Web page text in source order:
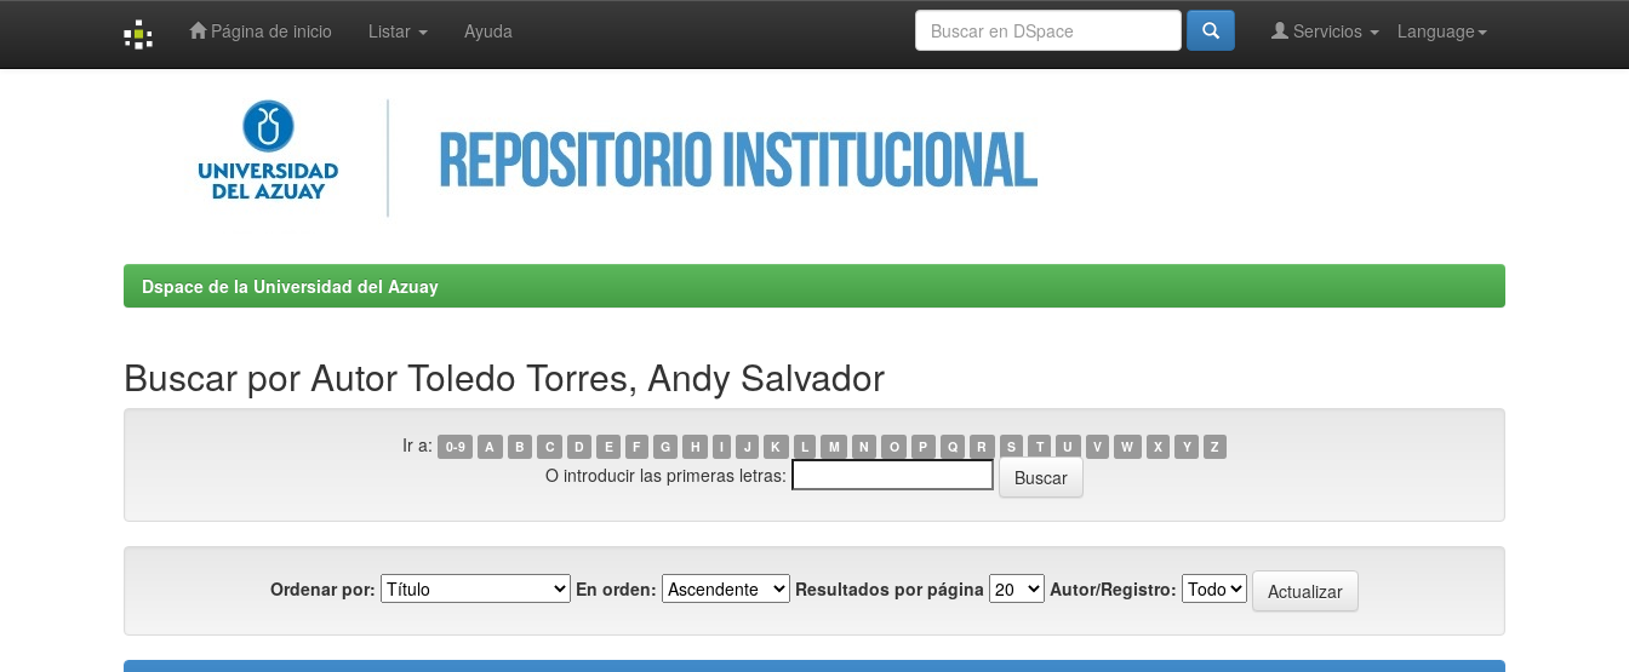
Página de inicio Listar Ayuda Language
Servicios
Dspace de la Universidad del Azuay
Buscar por Autor Toledo Torres, Andy Salvador
Ir a: 0-9 A B C D E F G H I J K L M N O P Q R S T U V W X Y Z
O introducir las primeras letras:
Ordenar por: En orden: Resultados por página Autor/Registro: